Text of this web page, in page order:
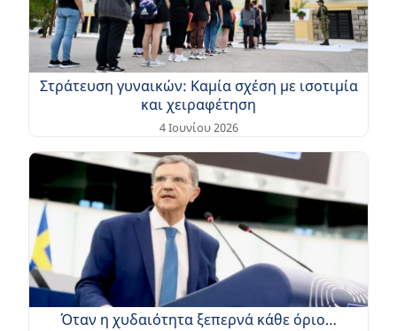
Στράτευση γυναικών: Καμία σχέση με ισοτιμία
και χειραφέτηση
4 Ιουνίου 2026
Όταν η χυδαιότητα ξεπερνά κάθε όριο…